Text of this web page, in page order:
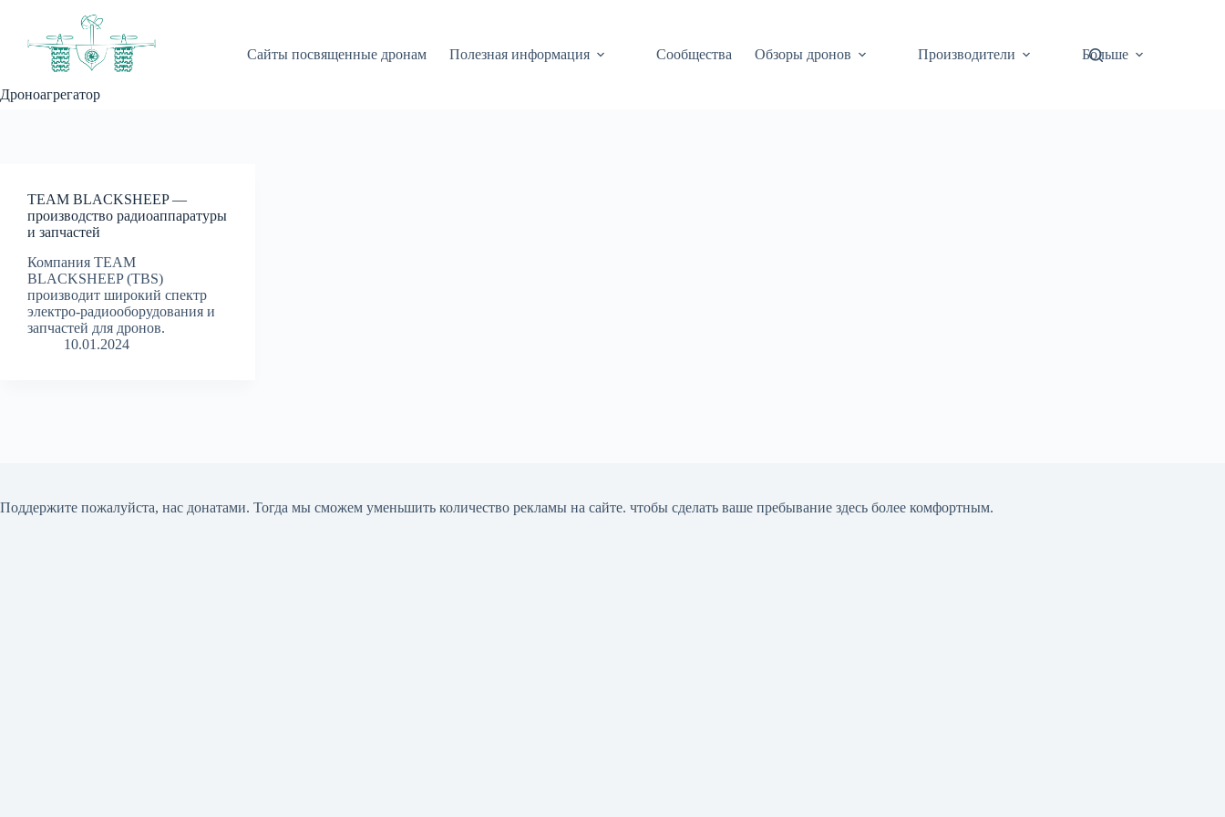
Дроноагрегатор
Сайты посвященные дронам Полезная информация Сообщества Обзоры дронов Производители Больше
TEAM BLACKSHEEP —
производство радиоаппаратуры
и запчастей
Компания TEAM
BLACKSHEEP (TBS)
производит широкий спектр
электро-радиооборудования и
запчастей для дронов.
10.01.2024
Поддержите пожалуйста, нас донатами. Тогда мы сможем уменьшить количество рекламы на сайте. чтобы сделать ваше пребывание здесь более комфортным.